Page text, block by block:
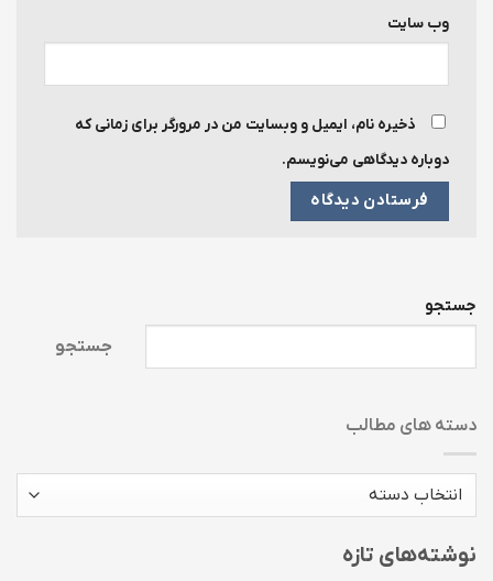
وب‌ سایت
ذخیره نام، ایمیل و وبسایت من در مرورگر برای زمانی که
دوباره دیدگاهی می‌نویسم.
جستجو
جستجو
دسته های مطالب
دسته
نوشته‌های تازه